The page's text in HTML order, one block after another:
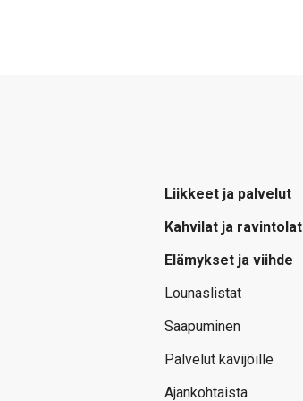
Liikkeet ja palvelut
Kahvilat ja ravintolat
Elämykset ja viihde
Lounaslistat
Saapuminen
Palvelut kävijöille
Ajankohtaista